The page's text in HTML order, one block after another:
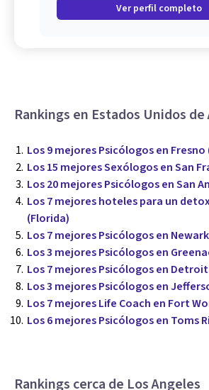
Ver perfil completo
Rankings en Estados Unidos de
Los 9 mejores Psicólogos en
Los 15 mejores Sexólogos en San
Los 20 mejores Psicólogos en San
Los 7 mejores hoteles para un
(Florida)
Los 7 mejores Psicólogos en
Los 3 mejores Psicólogos en
Los 7 mejores Psicólogos en Detroit
Los 3 mejores Psicólogos en
Los 7 mejores Life Coach en Fort
Los 6 mejores Psicólogos en Toms
Rankings cerca de Los Angeles